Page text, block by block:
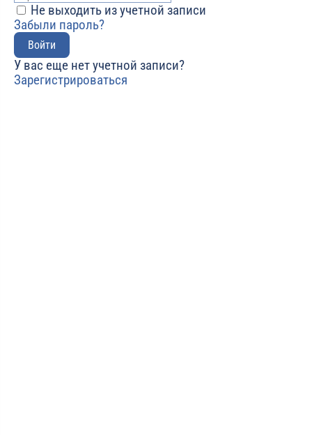
Не выходить из учетной записи
Забыли пароль?
Войти
У вас еще нет учетной записи?
Зарегистрироваться